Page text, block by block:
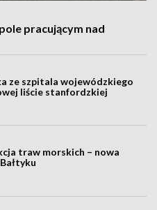
pracującym nad
ze szpitala wojewódzkiego
liście stanfordzkiej
traw morskich – nowa